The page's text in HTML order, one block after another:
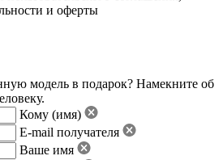
и оферты
модель в подарок? Намекните об
Кому (имя)
E-mail получателя
Ваше имя